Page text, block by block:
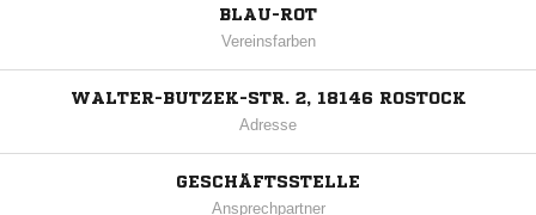
BLAU-ROT
Vereinsfarben
WALTER-BUTZEK-STR. 2, 18146 ROSTOCK
Adresse
GESCHÄFTSSTELLE
Ansprechpartner